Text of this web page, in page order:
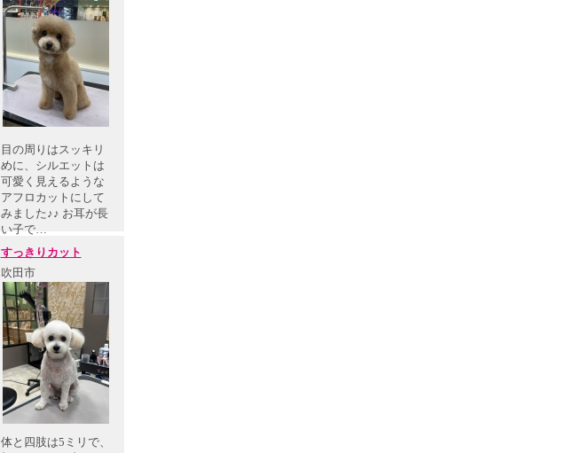
目の周りはスッキリ
めに、シルエットは
可愛く見えるような
アフロカットにして
みました♪♪ お耳が長
い子で…
すっきりカット
吹田市
体と四肢は5ミリで、